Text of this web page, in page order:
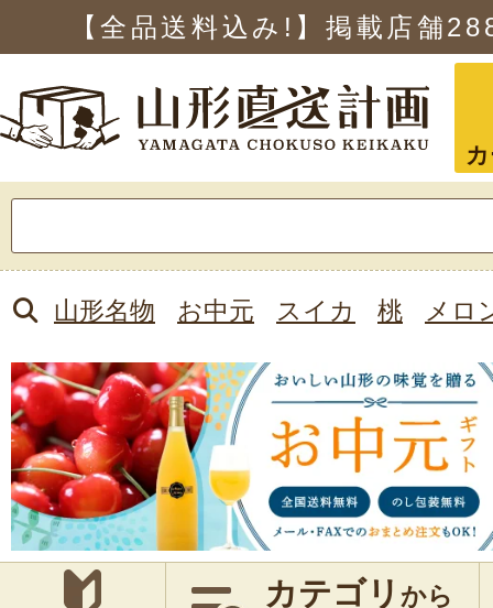
【全品送料込み!】掲載店舗
索:
山形名物 お中元 スイカ 桃 メロ
カテゴリ から